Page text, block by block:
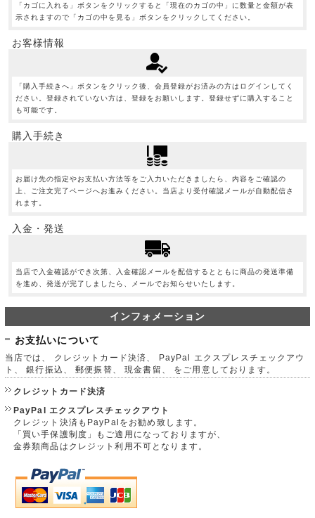
「カゴに入れる」ボタンをクリックすると「現在のカゴの中」に数量と金額が表
示されますので「カゴの中を見る」ボタンをクリックしてください。
お客様情報
「購入手続きへ」ボタンをクリック後、会員登録がお済みの方はログインしてく
ださい。登録されていない方は、登録をお願いします。登録せずに購入すること
も可能です。
購入手続き
お届け先の指定やお支払い方法等をご入力いただきましたら、内容をご確認の
上、ご注文完了ページへお進みください。当店より受付確認メールが自動配信さ
れます。
入金・発送
当店で入金確認ができ次第、入金確認メールを配信するとともに商品の発送準備
を進め、発送が完了しましたら、メールでお知らせいたします。
インフォメーション
お支払いについて
当店では、 クレジットカード決済、 PayPal エクスプレスチェックアウ
ト、 銀行振込、 郵便振替、 現金書留、 をご用意しております。
クレジットカード決済
PayPal エクスプレスチェックアウト
クレジット決済もPayPalをお勧め致します。
「買い手保護制度」もご適用になっておりますが、
金券類商品はクレジット利用不可となります。